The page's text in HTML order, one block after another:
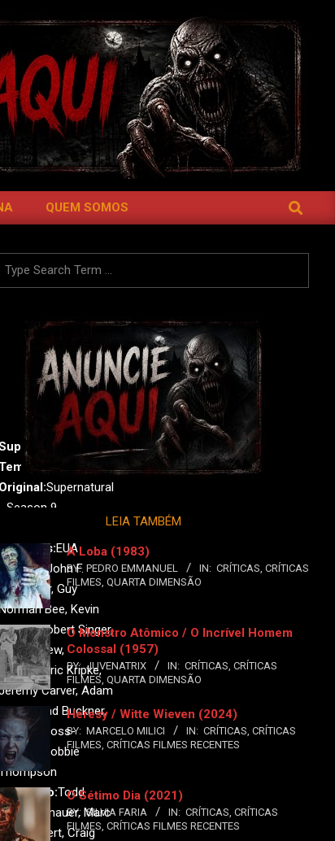
QUEM SOMOS SEARCH
- 9ª
Temporada
Original:Supernatural
- Season 9
País:EUA
John F.
Guy
Bee, Kevin
Robert Singer,
Andrew,
Roteiro:Eric Kripke,
Carver, Adam
Brad Buckner,
Eugenie Ross-
Robbie
Todd
Aronauer, Marc
Alpert, Craig
LEIA TAMBÉM
A Loba (1983)
BY: PEDRO EMMANUEL IN: CRÍTICAS, CRÍTICAS
FILMES, QUARTA DIMENSÃO
O Monstro Atômico / O Incrível Homem
Colossal (1957)
BY: JUVENATRIX IN: CRÍTICAS, CRÍTICAS
FILMES, QUARTA DIMENSÃO
Heresy / Witte Wieven (2024)
BY: MARCELO MILICI IN: CRÍTICAS, CRÍTICAS
FILMES, CRÍTICAS FILMES RECENTES
O Sétimo Dia (2021)
BY: SILVIA FARIA IN: CRÍTICAS, CRÍTICAS
FILMES, CRÍTICAS FILMES RECENTES